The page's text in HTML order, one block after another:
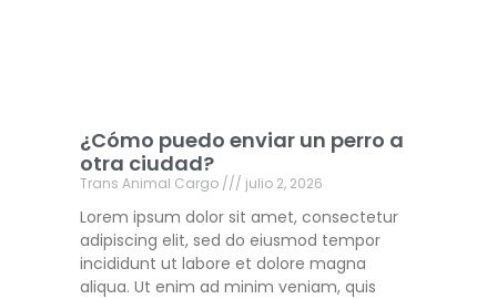
¿Cómo puedo enviar un perro a
otra ciudad?
Trans Animal Cargo julio 2, 2026
Lorem ipsum dolor sit amet, consectetur
adipiscing elit, sed do eiusmod tempor
incididunt ut labore et dolore magna
aliqua. Ut enim ad minim veniam, quis